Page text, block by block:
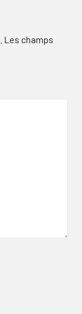
Les champs